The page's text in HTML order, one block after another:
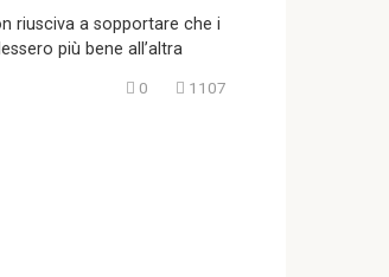
riusciva a sopportare che i
più bene all’altra
0 1107